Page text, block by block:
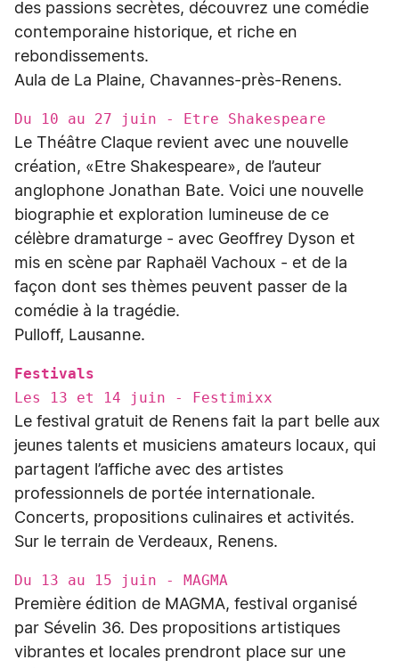
des passions secrètes, découvrez une comédie
contemporaine historique, et riche en
rebondissements.
Aula de La Plaine, Chavannes-près-Renens.
Du 10 au 27 juin - Etre Shakespeare
Le Théâtre Claque revient avec une nouvelle
création, «Etre Shakespeare», de l’auteur
anglophone Jonathan Bate. Voici une nouvelle
biographie et exploration lumineuse de ce
célèbre dramaturge - avec Geoffrey Dyson et
mis en scène par Raphaël Vachoux - et de la
façon dont ses thèmes peuvent passer de la
comédie à la tragédie.
Pulloff, Lausanne.
Festivals
Les 13 et 14 juin - Festimixx
Le festival gratuit de Renens fait la part belle aux
jeunes talents et musiciens amateurs locaux, qui
partagent l’affiche avec des artistes
professionnels de portée internationale.
Concerts, propositions culinaires et activités.
Sur le terrain de Verdeaux, Renens.
Du 13 au 15 juin - MAGMA
Première édition de MAGMA, festival organisé
par Sévelin 36. Des propositions artistiques
vibrantes et locales prendront place sur une